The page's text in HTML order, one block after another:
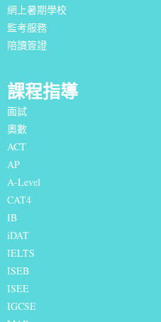
網上暑期學校
監考服務
陪讀簽證
課程指導
面試
奧數
ACT
AP
A-Level
CAT4
IB
iDAT
IELTS
ISEB
ISEE
IGCSE